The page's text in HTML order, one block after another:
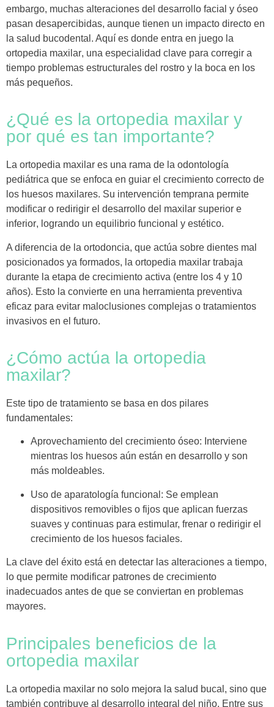
embargo, muchas alteraciones del desarrollo facial y óseo
pasan desapercibidas, aunque tienen un impacto directo en
la salud bucodental. Aquí es donde entra en juego la
ortopedia maxilar, una especialidad clave para corregir a
tiempo problemas estructurales del rostro y la boca en los
más pequeños.
¿Qué es la ortopedia maxilar y
por qué es tan importante?
La ortopedia maxilar es una rama de la odontología
pediátrica que se enfoca en guiar el crecimiento correcto de
los huesos maxilares. Su intervención temprana permite
modificar o redirigir el desarrollo del maxilar superior e
inferior, logrando un equilibrio funcional y estético.
A diferencia de la ortodoncia, que actúa sobre dientes mal
posicionados ya formados, la ortopedia maxilar trabaja
durante la etapa de crecimiento activa (entre los 4 y 10
años). Esto la convierte en una herramienta preventiva
eficaz para evitar maloclusiones complejas o tratamientos
invasivos en el futuro.
¿Cómo actúa la ortopedia
maxilar?
Este tipo de tratamiento se basa en dos pilares
fundamentales:
Aprovechamiento del crecimiento óseo: Interviene
mientras los huesos aún están en desarrollo y son
más moldeables.
Uso de aparatología funcional : Se emplean
dispositivos removibles o fijos que aplican fuerzas
suaves y continuas para estimular, frenar o redirigir el
crecimiento de los huesos faciales.
La clave del éxito está en detectar las alteraciones a tiempo,
lo que permite modificar patrones de crecimiento
inadecuados antes de que se conviertan en problemas
mayores.
Principales beneficios de la
ortopedia maxilar
La ortopedia maxilar no solo mejora la salud bucal, sino que
también contribuye al desarrollo integral del niño. Entre sus